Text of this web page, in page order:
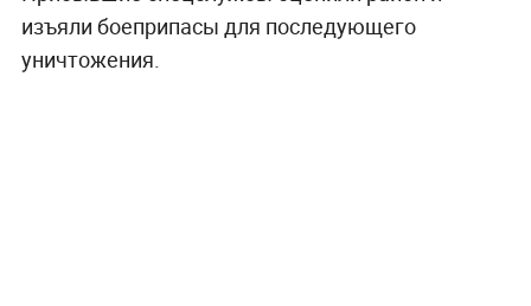
изъяли боеприпасы для последующего
уничтожения.